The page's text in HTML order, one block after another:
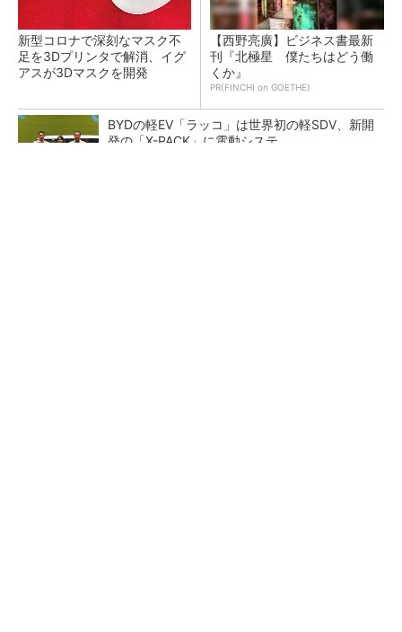
新型コロナで深刻なマスク不
足を3Dプリンタで解消、イグ
アスが3Dマスクを開発
【西野亮廣】ビジネス書最新
刊『北極星 僕たちはどう働
くか』
PR(FINCHI on GOETHE)
BYDの軽EV「ラッコ」は世界初の軽SDV、新開
発の「X-PACK」に電動システ...